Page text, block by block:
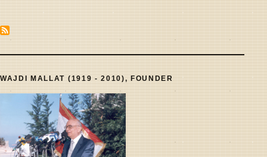
WAJDI MALLAT (1919 - 2010), FOUNDER